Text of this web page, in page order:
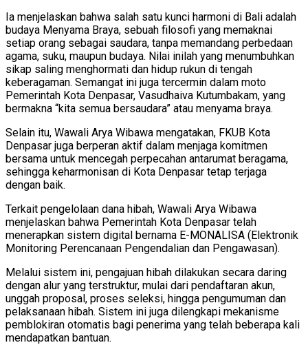
Ia menjelaskan bahwa salah satu kunci harmoni di Bali adalah
budaya Menyama Braya, sebuah filosofi yang memaknai
setiap orang sebagai saudara, tanpa memandang perbedaan
agama, suku, maupun budaya. Nilai inilah yang menumbuhkan
sikap saling menghormati dan hidup rukun di tengah
keberagaman. Semangat ini juga tercermin dalam moto
Pemerintah Kota Denpasar, Vasudhaiva Kutumbakam, yang
bermakna “kita semua bersaudara” atau menyama braya.
Selain itu, Wawali Arya Wibawa mengatakan, FKUB Kota
Denpasar juga berperan aktif dalam menjaga komitmen
bersama untuk mencegah perpecahan antarumat beragama,
sehingga keharmonisan di Kota Denpasar tetap terjaga
dengan baik.
Terkait pengelolaan dana hibah, Wawali Arya Wibawa
menjelaskan bahwa Pemerintah Kota Denpasar telah
menerapkan sistem digital bernama E-MONALISA (Elektronik
Monitoring Perencanaan Pengendalian dan Pengawasan).
Melalui sistem ini, pengajuan hibah dilakukan secara daring
dengan alur yang terstruktur, mulai dari pendaftaran akun,
unggah proposal, proses seleksi, hingga pengumuman dan
pelaksanaan hibah. Sistem ini juga dilengkapi mekanisme
pemblokiran otomatis bagi penerima yang telah beberapa kali
mendapatkan bantuan.